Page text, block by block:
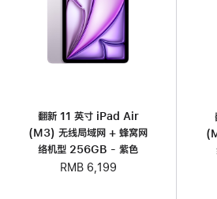
翻新 11 英寸 iPad Air
(M3) 无线局域网 + 蜂窝网
络机型 256GB - 紫色
RMB 6,199